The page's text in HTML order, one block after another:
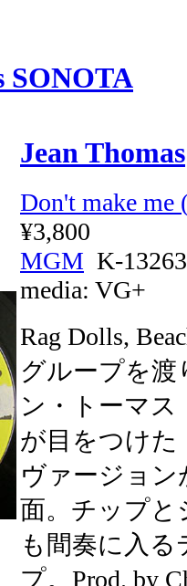
SONOTA
Jean Thomas
Don't make
¥3,800
MGM K-
media: VG+
Rag Dolls,
グループを
ン・トーマ
が目をつけた
ヴァージョ
面。チップと
も間奏に入
プ。 Prod. by